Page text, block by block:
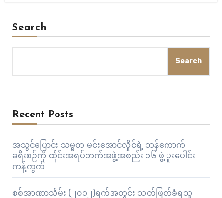
Search
Search
Recent Posts
အသွင်ပြောင်း သမ္မတ မင်းအောင်လှိုင်ရဲ့ ဘန်ကောက်
ခရီးစဉ်ကို ထိုင်းအရပ်ဘက်အဖွဲ့အစည်း ၁၆ ဖွဲ့ ပူးပေါင်း
ကန့်ကွက်
စစ်အာဏာသိမ်း (၂၀၁၂)ရက်အတွင်း သတ်ဖြတ်ခံရသူ